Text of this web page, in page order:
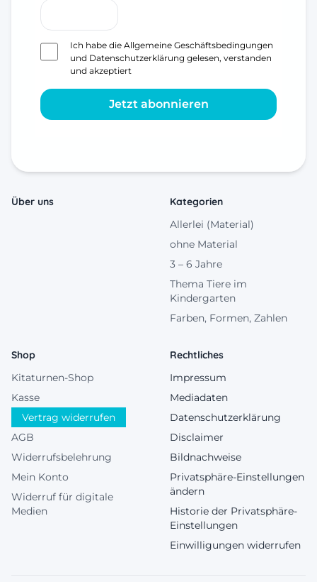
Ich habe die Allgemeine Geschäftsbedingungen
und Datenschutzerklärung gelesen, verstanden
und akzeptiert
Jetzt abonnieren
Über uns
Kategorien
Allerlei (Material)
ohne Material
3 – 6 Jahre
Thema Tiere im
Kindergarten
Farben, Formen, Zahlen
Shop
Kitaturnen-Shop
Kasse
Vertrag widerrufen
AGB
Widerrufsbelehrung
Mein Konto
Widerruf für digitale
Medien
Rechtliches
Impressum
Mediadaten
Datenschutzerklärung
Disclaimer
Bildnachweise
Privatsphäre-Einstellungen
ändern
Historie der Privatsphäre-
Einstellungen
Einwilligungen widerrufen